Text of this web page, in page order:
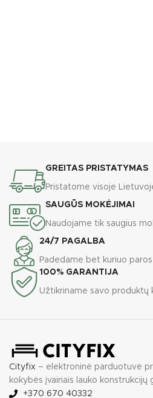
GREITAS PRISTATYMAS
Pristatome visoje
SAUGŪS MOKĖJIMAI
Naudojame tik saugius
24/7 PAGALBA
Padedame bet kuriuo
100% GARANTIJA
Užtikriname savo produktų
Cityfix – elektroninė parduotuvė
kokybės įvairiais lauko konstrukcijų
+370 670 40332